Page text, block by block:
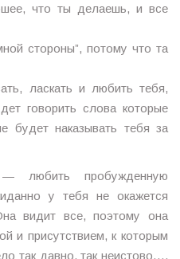
что ты делаешь, и все
стороны”, потому что та
ласкать и любить тебя,
говорить слова которые
будет наказывать тебя за
любить пробужденную
у тебя не окажется
видит все, поэтому она
и присутствием, к которым
так давно, так неистово….